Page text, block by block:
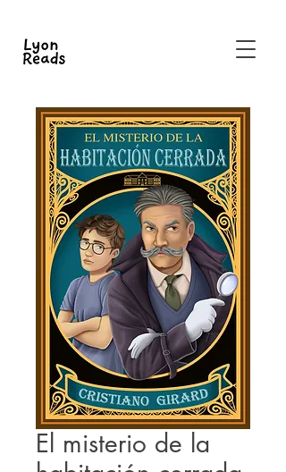
El misterio de la